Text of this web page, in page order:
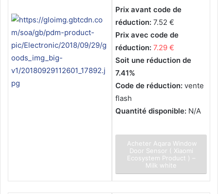
Prix avant code de
réduction: 7.52 €
Prix avec code de
réduction: 7.29 €
Soit une réduction de
7.41%
Code de réduction: vente
flash
Quantité disponible: N/A
Acheter Aqara Window
Door Sensor ( Xiaomi
Ecosystem Product ) –
Milk white